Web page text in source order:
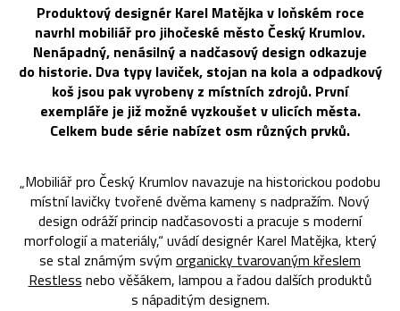
Produktový designér Karel Matějka v loňském roce
navrhl mobiliář pro jihočeské město Český Krumlov.
Nenápadný, nenásilný a nadčasový design odkazuje
do historie. Dva typy laviček, stojan na kola a odpadkový
koš jsou pak vyrobeny z místních zdrojů. První
exempláře je již možné vyzkoušet v ulicích města.
Celkem bude série nabízet osm různých prvků.
„Mobiliář pro Český Krumlov navazuje na historickou podobu
místní lavičky tvořené dvěma kameny s nadpražím. Nový
design odráží princip nadčasovosti a pracuje s moderní
morfologií a materiály,“ uvádí designér Karel Matějka, který
se stal známým svým organicky tvarovaným křeslem
Restless nebo věšákem, lampou a řadou dalších produktů
s nápaditým designem.